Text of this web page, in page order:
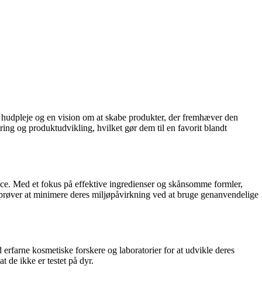
og en vision om at skabe produkter, der fremhæver den
og produktudvikling, hvilket gør dem til en favorit blandt
Med et fokus på effektive ingredienser og skånsomme formler,
at minimere deres miljøpåvirkning ved at bruge genanvendelige
kosmetiske forskere og laboratorier for at udvikle deres
de ikke er testet på dyr.